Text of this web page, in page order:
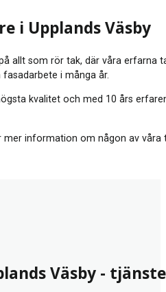
i Upplands Väsby
allt som rör tak, där våra erfarna
i många år.
kvalitet och med 10 års
information om någon av
Väsby -